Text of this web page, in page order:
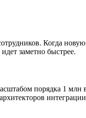
Когда
заметно быстрее.
порядка 1